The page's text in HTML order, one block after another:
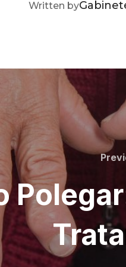
Written by